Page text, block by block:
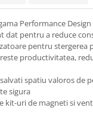
Performance
dat pentru a reduce
pentru stergerea
productivitatea,
spatiu valoros de
sigura
uri de magneti si